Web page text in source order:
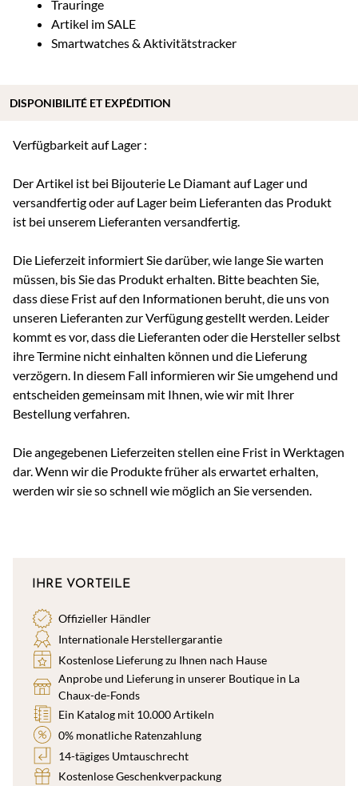
Trauringe
Artikel im SALE
Smartwatches & Aktivitätstracker
Verfügbarkeit auf Lager :
Der Artikel ist bei Bijouterie Le Diamant auf Lager und
versandfertig oder auf Lager beim Lieferanten das Produkt
ist bei unserem Lieferanten versandfertig.
Die Lieferzeit informiert Sie darüber, wie lange Sie warten
müssen, bis Sie das Produkt erhalten. Bitte beachten Sie,
dass diese Frist auf den Informationen beruht, die uns von
unseren Lieferanten zur Verfügung gestellt werden. Leider
kommt es vor, dass die Lieferanten oder die Hersteller selbst
ihre Termine nicht einhalten können und die Lieferung
verzögern. In diesem Fall informieren wir Sie umgehend und
entscheiden gemeinsam mit Ihnen, wie wir mit Ihrer
Bestellung verfahren.
Die angegebenen Lieferzeiten stellen eine Frist in Werktagen
dar. Wenn wir die Produkte früher als erwartet erhalten,
werden wir sie so schnell wie möglich an Sie versenden.
DISPONIBILITÉ ET EXPÉDITION
IHRE VORTEILE
Offizieller Händler
Internationale Herstellergarantie
Kostenlose Lieferung zu Ihnen nach Hause
Anprobe und Lieferung in unserer Boutique in La
Chaux-de-Fonds
Ein Katalog mit 10.000 Artikeln
0% monatliche Ratenzahlung
14-tägiges Umtauschrecht
Kostenlose Geschenkverpackung